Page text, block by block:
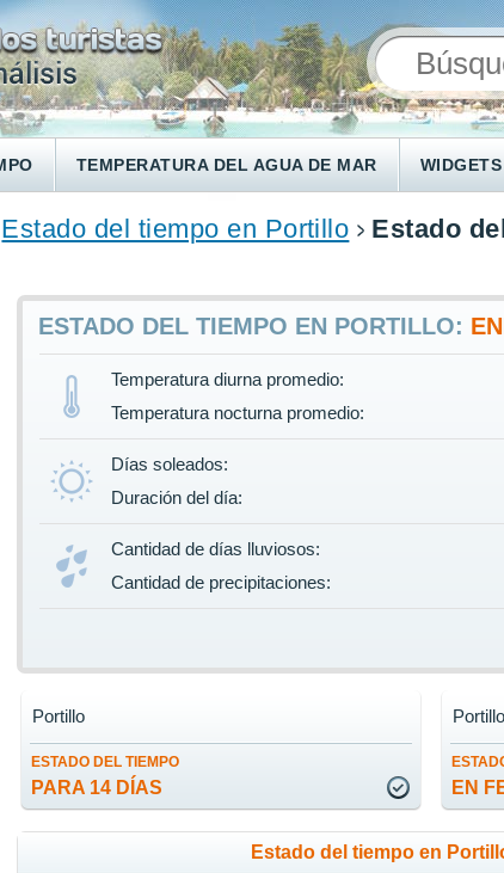
TEMPERATURA DEL AGUA DE MAR
Estado del tiempo en Portillo
Estado
ESTADO DEL TIEMPO EN PORTILLO:
Temperatura diurna promedio:
Temperatura nocturna promedio:
Días soleados:
Duración del día:
Cantidad de días lluviosos:
Cantidad de precipitaciones:
ESTADO DEL TIEMPO
PARA 14 DÍAS
Portillo
EN
Portillo
Estado del tiempo en